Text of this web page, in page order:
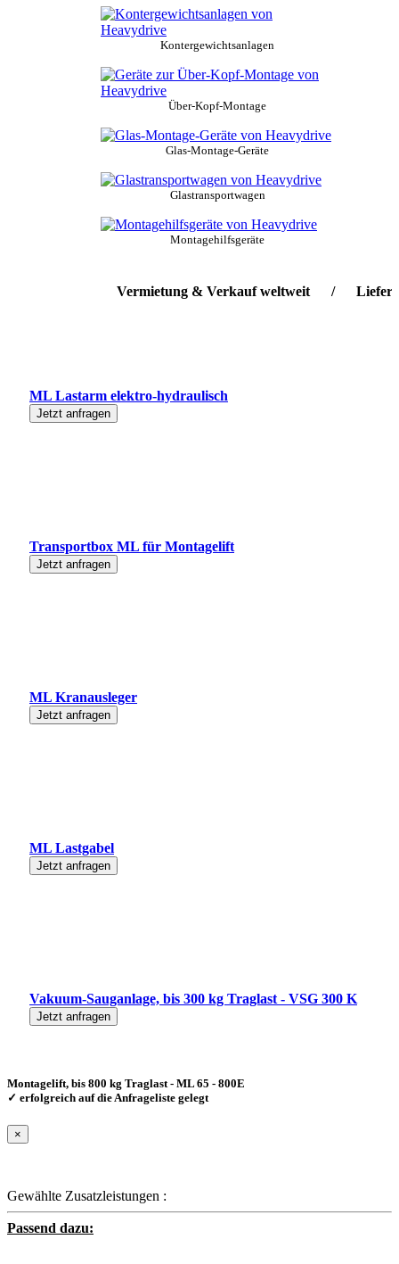
Kontergewichtsanlagen
Über-Kopf-Montage
Glas-Montage-Geräte
Glastransportwagen
Montagehilfsgeräte
Vermietung & Verkauf weltweit /
ML Lastarm elektro-hydraulisch
Jetzt anfragen
Transportbox ML für Montagelift
Jetzt anfragen
ML Kranausleger
Jetzt anfragen
ML Lastgabel
Jetzt anfragen
Vakuum-Sauganlage, bis 300 kg Traglast - VSG 300 K
Jetzt anfragen
Montagelift, bis 800 kg Traglast - ML 65 - 800E
✓ erfolgreich auf die Anfrageliste gelegt
×
Gewählte Zusatzleistungen :
Passend dazu: